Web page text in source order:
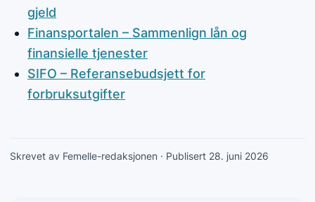
gjeld
Finansportalen – Sammenlign lån og
finansielle tjenester
SIFO – Referansebudsjett for
forbruksutgifter
Skrevet av Femelle-redaksjonen · Publisert 28. juni 2026